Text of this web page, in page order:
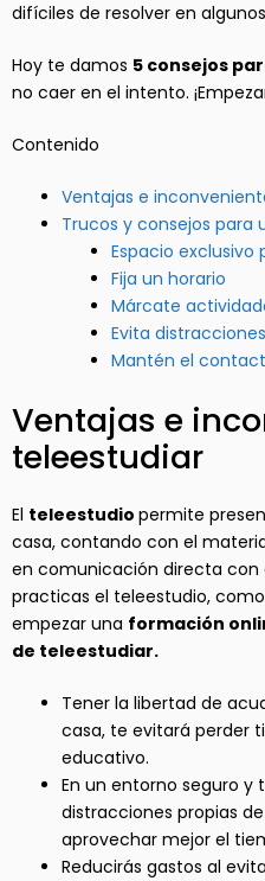
difíciles de resolver en
Hoy te damos 5 consejos
no caer en el intento.
Contenido
Ventajas e
Trucos y consejos
Espacio
Fija un horario
Márcate
Evita distracciones
Mantén el
Ventajas e
teleestudiar
El teleestudio permite
casa, contando con el
en comunicación directa con
practicas el teleestudio,
empezar una formación
de teleestudiar.
Tener la libertad de
casa, te evitará perder
educativo.
En un entorno seguro y
distracciones propias
aprovechar mejor el
Reducirás gastos al